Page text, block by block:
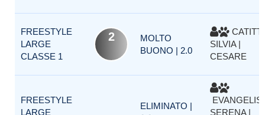
FREESTYLE
LARGE
CLASSE 1
2
MOLTO
BUONO | 2.0
CATITTI
SILVIA |
CESARE
FREESTYLE
LARGE
ELIMINATO |
SERENA |